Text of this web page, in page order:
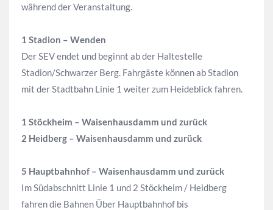
während der Veranstaltung.
1 Stadion – Wenden
Der SEV endet und beginnt ab der Haltestelle
Stadion/Schwarzer Berg. Fahrgäste können ab Stadion
mit der Stadtbahn Linie 1 weiter zum Heideblick fahren.
1 Stöckheim – Waisenhausdamm und zurück
2 Heidberg – Waisenhausdamm und zurück
5 Hauptbahnhof – Waisenhausdamm und zurück
Im Südabschnitt Linie 1 und 2 Stöckheim / Heidberg
fahren die Bahnen Über Hauptbahnhof bis